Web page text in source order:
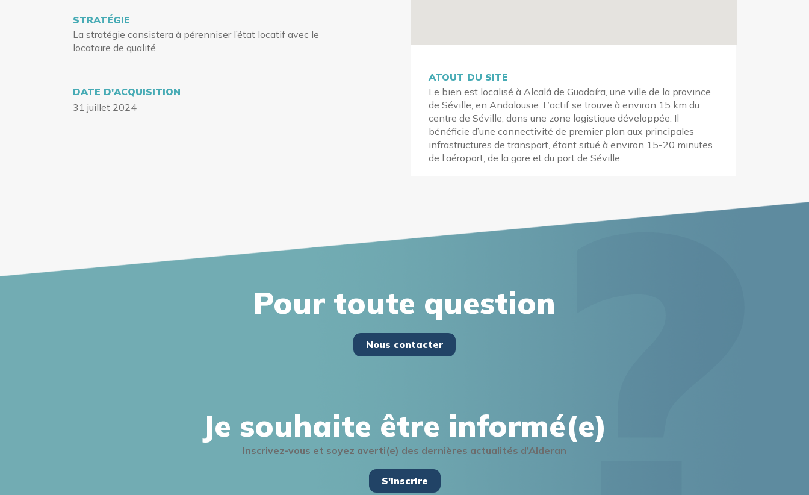
STRATÉGIE
La stratégie consistera à pérenniser l’état locatif avec le
locataire de qualité.
DATE D'ACQUISITION
31 juillet 2024
ATOUT DU SITE
Le bien est localisé à Alcalá de Guadaíra, une ville de la province
de Séville, en Andalousie. L’actif se trouve à environ 15 km du
centre de Séville, dans une zone logistique développée. Il
bénéficie d’une connectivité de premier plan aux principales
infrastructures de transport, étant situé à environ 15-20 minutes
de l’aéroport, de la gare et du port de Séville.
Pour toute question
Nous contacter
Je souhaite être informé(e)
Inscrivez-vous et soyez averti(e) des dernières actualités d’Alderan
S'inscrire